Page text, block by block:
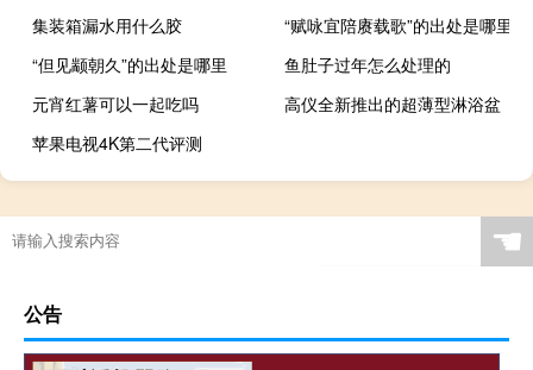
集装箱漏水用什么胶
“赋咏宜陪赓载歌”的出处是哪里
“但见颛朝久”的出处是哪里
鱼肚子过年怎么处理的
元宵红薯可以一起吃吗
高仪全新推出的超薄型淋浴盆
苹果电视4K第二代评测
☚
公告